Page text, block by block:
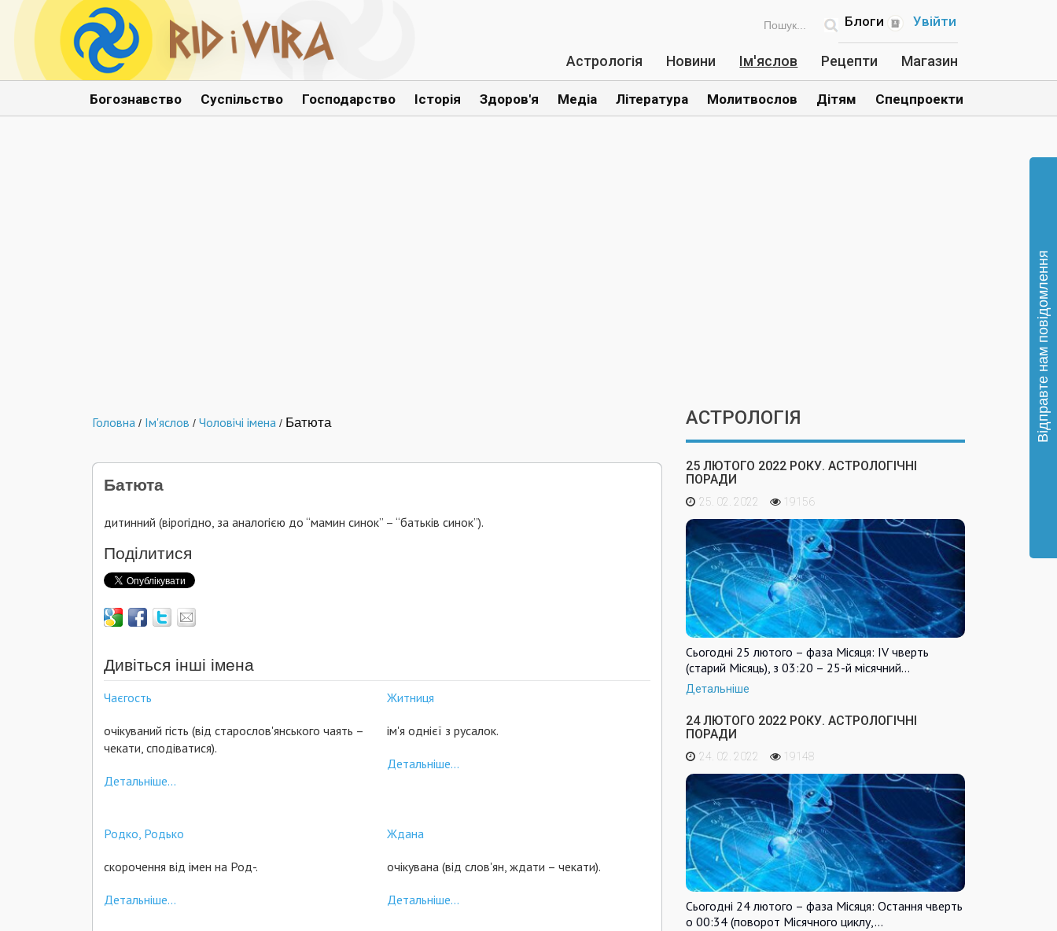
Увійти
Блоги
Астрологія Новини Ім'яслов Рецепти Магазин
Богознавство Суспільство Господарство Історія Здоров'я Медіа Література Молитвослов Дітям Спецпроекти
Головна / Ім'яслов / Чоловічі імена / Батюта
Батюта
дитинний (вірогідно, за аналогією до “мамин синок” – “батьків синок”).
Поділитися
Дивіться інші імена
Чаєгость
очікуваний гість (від старослов'янського чаять –
чекати, сподіватися).
Детальніше...
Житниця
ім'я однієї з русалок.
Детальніше...
Родко, Родько
скорочення від імен на Род-.
Детальніше...
Ждана
очікувана (від слов'ян, ждати – чекати).
Детальніше...
АСТРОЛОГІЯ
25 ЛЮТОГО 2022 РОКУ. АСТРОЛОГІЧНІ
ПОРАДИ
25. 02. 2022 19156
Сьогодні 25 лютого – фаза Місяця: IV чверть
(старий Місяць), з 03:20 – 25-й місячний…
Детальніше
24 ЛЮТОГО 2022 РОКУ. АСТРОЛОГІЧНІ
ПОРАДИ
24. 02. 2022 19148
Сьогодні 24 лютого – фаза Місяця: Остання чверть
о 00:34 (поворот Місячного циклу,…
Відправте нам повідомлення